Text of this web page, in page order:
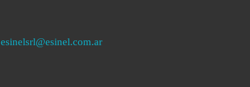
esinelsrl@esinel.com.ar